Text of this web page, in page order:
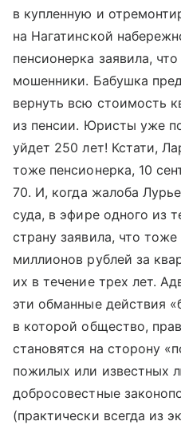
в купленную и
на Нагатинской
пенсионерка заявила,
мошенники. Бабушка
вернуть всю стоимость
из пенсии. Юристы уже
уйдет 250 лет! Кстати,
тоже пенсионерка, 10
70. И, когда жалоба
суда, в эфире одного из
страну заявила, что тоже
миллионов рублей за
их в течение трех лет.
эти обманные действия
в которой общество,
становятся на сторону
пожилых или известных
добросовестные
(практически всегда из